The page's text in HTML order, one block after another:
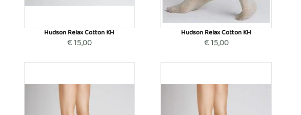
Hudson Relax Cotton KH
€ 15,00
Hudson Relax Cotton KH
€ 15,00